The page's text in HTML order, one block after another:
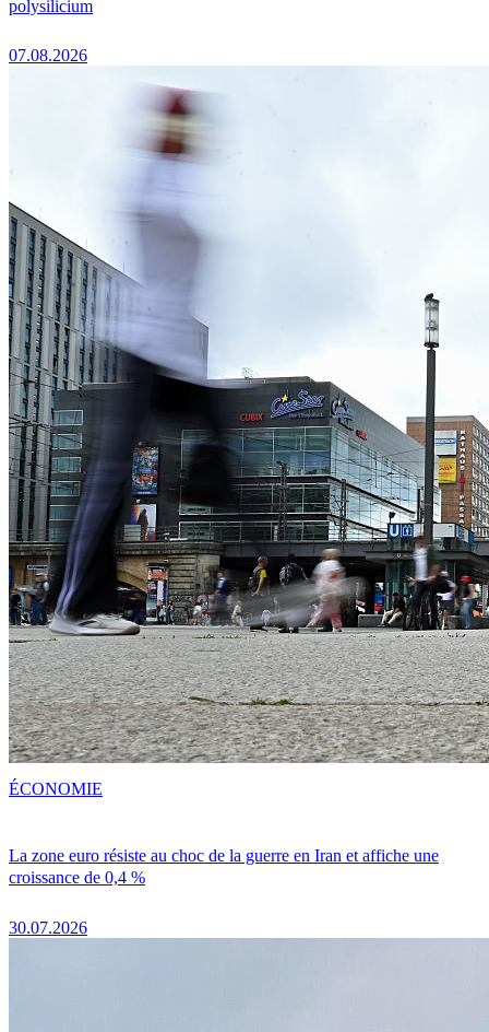
polysilicium
07.08.2026
La zone euro résiste au choc de la guerre en Iran et affiche une
croissance de 0,4 %
30.07.2026
ÉCONOMIE